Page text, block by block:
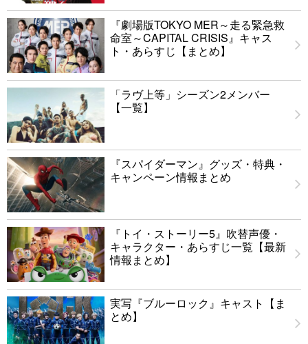
『劇場版TOKYO MER～走る緊急救
命室～CAPITAL CRISIS』キャス
ト・あらすじ【まとめ】
「ラヴ上等」シーズン2メンバー
【一覧】
『スパイダーマン』グッズ・特典・
キャンペーン情報まとめ
『トイ・ストーリー5』吹替声優・
キャラクター・あらすじ一覧【最新
情報まとめ】
実写『ブルーロック』キャスト【ま
とめ】